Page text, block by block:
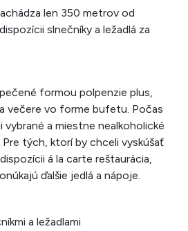
len 350 metrov od
slnečníky a ležadlá za
formou polpenzie plus,
večere vo forme bufetu. Počas
vybrané a miestne nealkoholické
Pre tých, ktorí by chceli vyskúšať
á la carte reštaurácia,
ďalšie jedlá a nápoje.
a ležadlami